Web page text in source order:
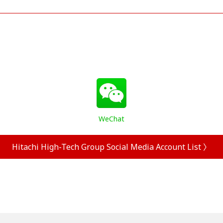
WeChat
Hitachi High-Tech Group Social Media Account List 〉